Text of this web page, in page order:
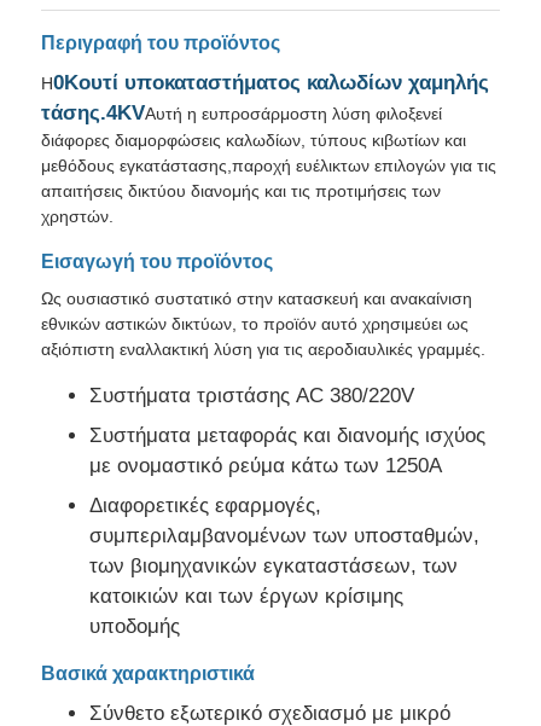
Βίντεο
Εμφάνιση VR
Σχετικά με εμάς
Περιγραφή του προϊόντος
Η0Κουτί υποκαταστήματος καλωδίων χαμηλής
τάσης.4KVΑυτή η ευπροσάρμοστη λύση φιλοξενεί
διάφορες διαμορφώσεις καλωδίων, τύπους κιβωτίων και
μεθόδους εγκατάστασης,παροχή ευέλικτων επιλογών για τις
απαιτήσεις δικτύου διανομής και τις προτιμήσεις των
χρηστών.
Εισαγωγή του προϊόντος
Ως ουσιαστικό συστατικό στην κατασκευή και ανακαίνιση
εθνικών αστικών δικτύων, το προϊόν αυτό χρησιμεύει ως
αξιόπιστη εναλλακτική λύση για τις αεροδιαυλικές γραμμές.
Συστήματα τριστάσης AC 380/220V
Συστήματα μεταφοράς και διανομής ισχύος
με ονομαστικό ρεύμα κάτω των 1250A
Διαφορετικές εφαρμογές,
συμπεριλαμβανομένων των υποσταθμών,
των βιομηχανικών εγκαταστάσεων, των
κατοικιών και των έργων κρίσιμης
υποδομής
Βασικά χαρακτηριστικά
Σύνθετο εξωτερικό σχεδιασμό με μικρό